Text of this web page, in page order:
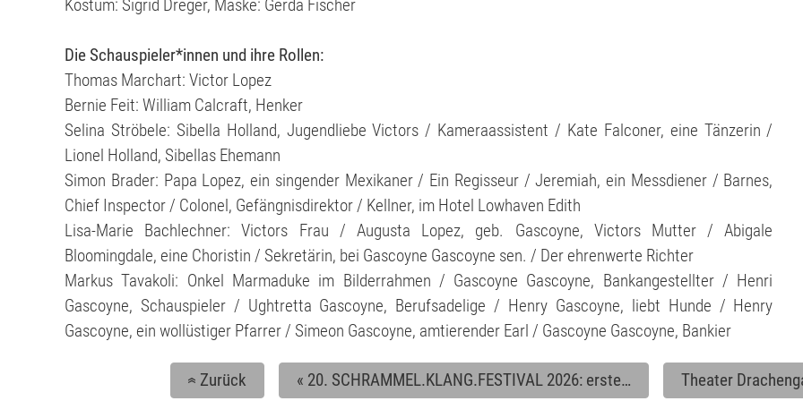
Kostüm: Sigrid Dreger, Maske: Gerda Fischer
Die Schauspieler*innen und ihre Rollen:
Thomas Marchart: Victor Lopez
Bernie Feit: William Calcraft, Henker
Selina Ströbele: Sibella Holland, Jugendliebe Victors / Kameraassistent / Kate Falconer, eine Tänzerin /
Lionel Holland, Sibellas Ehemann
Simon Brader: Papa Lopez, ein singender Mexikaner / Ein Regisseur / Jeremiah, ein Messdiener / Barnes,
Chief Inspector / Colonel, Gefängnisdirektor / Kellner, im Hotel Lowhaven Edith
Lisa-Marie Bachlechner: Victors Frau / Augusta Lopez, geb. Gascoyne, Victors Mutter / Abigale
Bloomingdale, eine Choristin / Sekretärin, bei Gascoyne Gascoyne sen. / Der ehrenwerte Richter
Markus Tavakoli: Onkel Marmaduke im Bilderrahmen / Gascoyne Gascoyne, Bankangestellter / Henri
Gascoyne, Schauspieler / Ughtretta Gascoyne, Berufsadelige / Henry Gascoyne, liebt Hunde / Henry
Gascoyne, ein wollüstiger Pfarrer / Simeon Gascoyne, amtierender Earl / Gascoyne Gascoyne, Bankier
«Zurück « 20. SCHRAMMEL.KLANG.FESTIVAL 2026: erste… Theater